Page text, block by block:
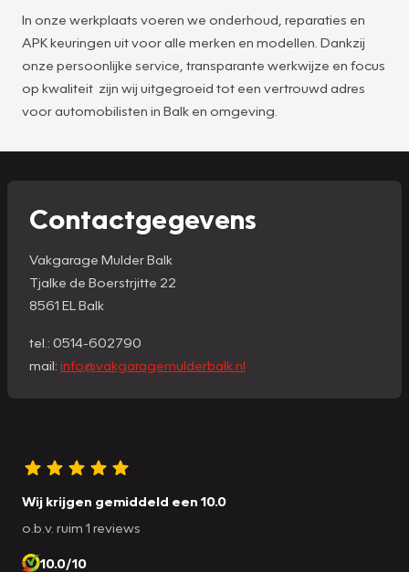
In onze werkplaats voeren we onderhoud, reparaties en
APK keuringen uit voor alle merken en modellen. Dankzij
onze persoonlijke service, transparante werkwijze en focus
op kwaliteit zijn wij uitgegroeid tot een vertrouwd adres
voor automobilisten in Balk en omgeving.
Contactgegevens
Vakgarage Mulder Balk
Tjalke de Boerstrjitte 22
8561 EL Balk
tel.: 0514-602790
mail: info@vakgaragemulderbalk.nl
Wij krijgen gemiddeld een 10.0
o.b.v. ruim 1 reviews
10.0/10